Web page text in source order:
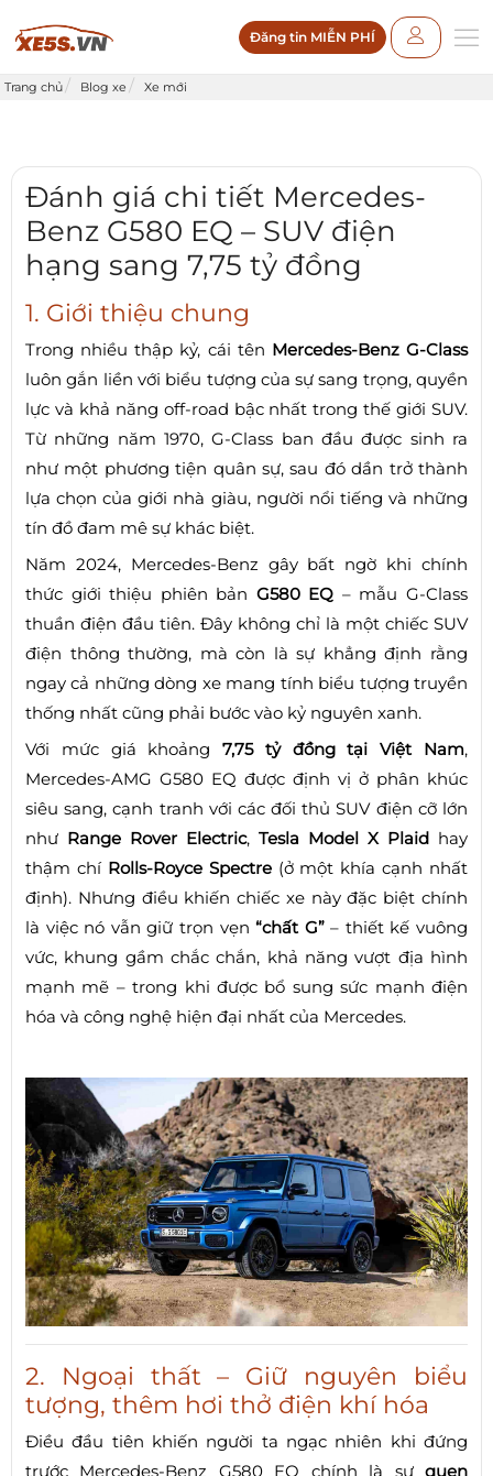
Đăng tin MIỄN PHÍ
Trang chủ Blog xe Xe mới
Đánh giá chi tiết Mercedes-
Benz G580 EQ – SUV điện
hạng sang 7,75 tỷ đồng
1. Giới thiệu chung
Trong nhiều thập kỷ, cái tên Mercedes-Benz G-Class
luôn gắn liền với biểu tượng của sự sang trọng, quyền
lực và khả năng off-road bậc nhất trong thế giới SUV.
Từ những năm 1970, G-Class ban đầu được sinh ra
như một phương tiện quân sự, sau đó dần trở thành
lựa chọn của giới nhà giàu, người nổi tiếng và những
tín đồ đam mê sự khác biệt.
Năm 2024, Mercedes-Benz gây bất ngờ khi chính
thức giới thiệu phiên bản G580 EQ – mẫu G-Class
thuần điện đầu tiên. Đây không chỉ là một chiếc SUV
điện thông thường, mà còn là sự khẳng định rằng
ngay cả những dòng xe mang tính biểu tượng truyền
thống nhất cũng phải bước vào kỷ nguyên xanh.
Với mức giá khoảng7,75 tỷ đồng tại Việt Nam,
Mercedes-AMG G580 EQ được định vị ở phân khúc
siêu sang, cạnh tranh với các đối thủ SUV điện cỡ lớn
như Range Rover Electric, Tesla Model X Plaid hay
thậm chí Rolls-Royce Spectre(ở một khía cạnh nhất
định). Nhưng điều khiến chiếc xe này đặc biệt chính
là việc nó vẫn giữ trọn vẹn“chất G”– thiết kế vuông
vức, khung gầm chắc chắn, khả năng vượt địa hình
mạnh mẽ – trong khi được bổ sung sức mạnh điện
hóa và công nghệ hiện đại nhất của Mercedes.
2. Ngoại thất – Giữ nguyên biểu
tượng, thêm hơi thở điện khí hóa
Điều đầu tiên khiến người ta ngạc nhiên khi đứng
trước Mercedes-Benz G580 EQ chính là sự quen